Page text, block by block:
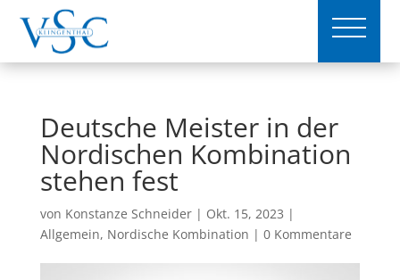
Deutsche Meister in der
Nordischen Kombination
stehen fest
von Konstanze Schneider| Okt. 15, 2023 |
Allgemein, Nordische Kombination | 0 Kommentare